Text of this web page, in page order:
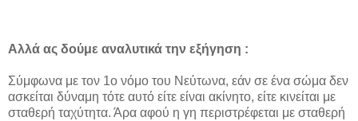
Αλλά ας δούμε αναλυτικά την εξήγηση :
Σύμφωνα με τον 1ο νόμο του Νεύτωνα, εάν σε ένα σώμα δεν
ασκείται δύναμη τότε αυτό είτε είναι ακίνητο, είτε κινείται με
σταθερή ταχύτητα. Άρα αφού η γη περιστρέφεται με σταθερή